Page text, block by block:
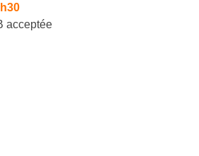
acceptée